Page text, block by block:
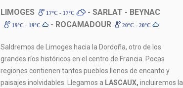
LIMOGES 17ºC - 17ºC - SARLAT - BEYNAC
19ºC - 19ºC - ROCAMADOUR 20ºC - 20ºC
Saldremos de Limoges hacia la Dordoña, otro de los
grandes ríos históricos en el centro de Francia. Pocas
regiones contienen tantos pueblos llenos de encanto y
paisajes inolvidables. Llegamos a LASCAUX, incluiremos la